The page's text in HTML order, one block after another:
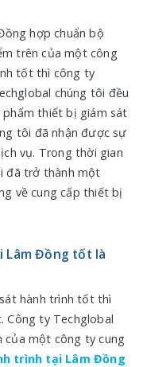
hợp chuẩn bộ
trên của một công
tốt thì công ty
chúng tôi đều
phẩm thiết bị giám sát
tôi đã nhận được sự
vụ. Trong thời gian
đã trở thành một
về cung cấp thiết bị
Lâm Đồng tốt là
hành trình tốt thì
Công ty Techglobal
của một công ty cung
trình tại Lâm Đồng